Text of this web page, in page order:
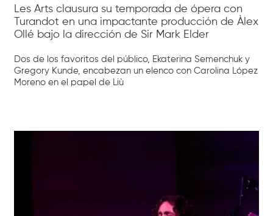
Les Arts clausura su temporada de ópera con
Turandot en una impactante producción de Àlex
Ollé bajo la dirección de Sir Mark Elder
Dos de los favoritos del público, Ekaterina Semenchuk y
Gregory Kunde, encabezan un elenco con Carolina López
Moreno en el papel de Liù